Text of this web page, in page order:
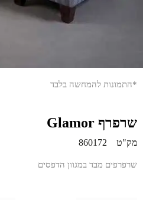
*התמונות להמחשה בלבד
שרפרף Glamor
מק"ט 860172
שרפרפים מבד במגוון הדפסים